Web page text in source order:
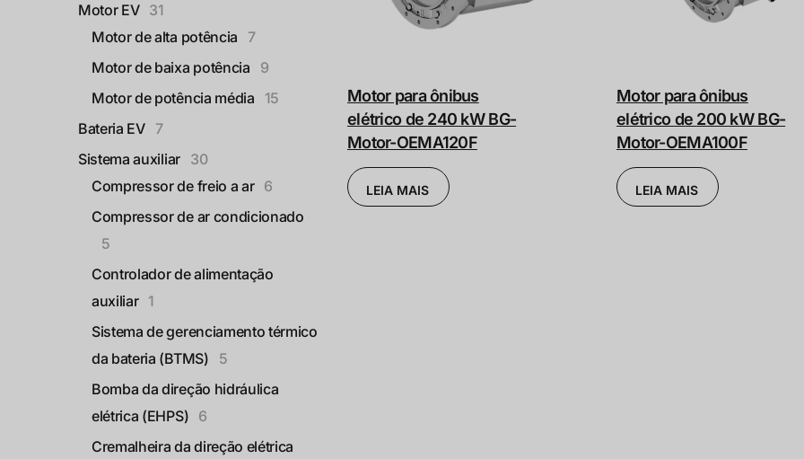
Motor para ônibus
elétrico de 240 kW BG-
Motor-OEMA120F
LEIA MAIS
Motor para ônibus
elétrico de 200 kW BG-
Motor-OEMA100F
LEIA MAIS
Motor EV 31
Motor de alta potência
7
Motor de baixa potência
9
Motor de potência média
15
Bateria EV
7
Sistema auxiliar
30
Compressor de freio a ar 6
Compressor de ar condicionado
5
Controlador de alimentação
auxiliar 1
Sistema de gerenciamento térmico
da bateria (BTMS)
5
Bomba da direção hidráulica
elétrica (EHPS) 6
Cremalheira da direção elétrica